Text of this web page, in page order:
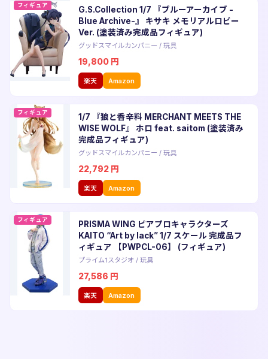
フィギュア
G.S.Collection 1/7 『ブルーアーカイブ -
Blue Archive-』 キサキ メモリアルロビー
Ver. (塗装済み完成品フィギュア)
グッドスマイルカンパニー / 玩具
19,800 円
楽天 Amazon
フィギュア
1/7 『狼と香辛料 MERCHANT MEETS THE
WISE WOLF』 ホロ feat. saitom (塗装済み
完成品フィギュア)
グッドスマイルカンパニー / 玩具
22,792 円
楽天 Amazon
フィギュア
PRISMA WING ピアプロキャラクターズ
KAITO “Art by lack” 1/7 スケール 完成品フ
ィギュア 【PWPCL-06】 (フィギュア)
プライム1スタジオ / 玩具
27,586 円
楽天 Amazon